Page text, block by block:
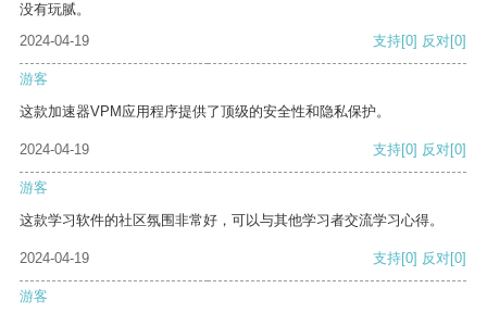
没有玩腻。
2024-04-19
支持[0] 反对[0]
游客
这款加速器VPM应用程序提供了顶级的安全性和隐私保护。
2024-04-19 支持[0] 反对[0]
游客
这款学习软件的社区氛围非常好，可以与其他学习者交流学习心得。
2024-04-19 支持[0] 反对[0]
游客